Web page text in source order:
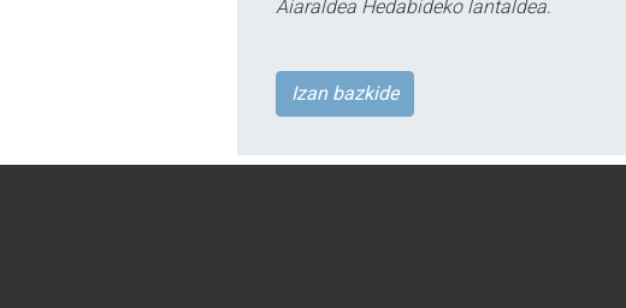
Aiaraldea Hedabideko lantaldea.
Izan bazkide